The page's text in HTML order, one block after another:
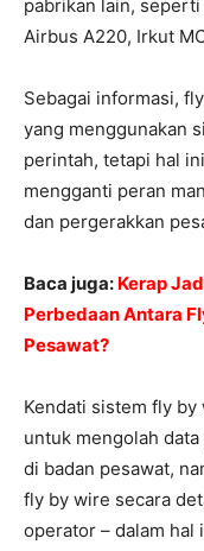
pabrikan lain,
Airbus A220, Irkut
Sebagai informasi,
yang menggunakan
perintah, tetapi hal
mengganti peran
dan pergerakkan
Baca juga: Kerap
Perbedaan Antara
Pesawat?
Kendati sistem fly
untuk mengolah
di badan pesawat,
fly by wire secara
operator – dalam hal